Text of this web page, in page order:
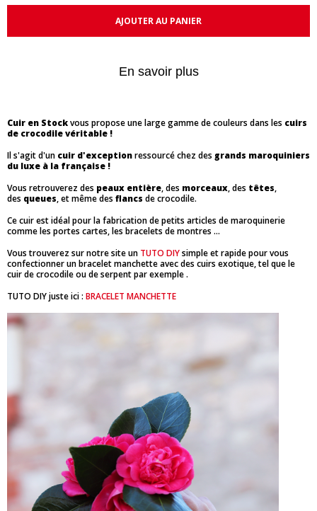
AJOUTER AU PANIER
En savoir plus
Cuir en Stockvous propose une large gamme de couleurs dans les cuirs
de crocodile véritable !
Il s'agit d'un cuir d'exceptionressourcé chez des grands maroquiniers
du luxe à la française !
Vous retrouverez des peaux entière, des morceaux, des têtes,
des queues, et même des flancs de crocodile.
Ce cuir est idéal pour la fabrication de petits articles de maroquinerie
comme les portes cartes, les bracelets de montres ...
Vous trouverez sur notre site un TUTO DIYsimple et rapide pour vous
confectionner un bracelet manchette avec des cuirs exotique, tel que le
cuir de crocodile ou de serpent par exemple .
TUTO DIY juste ici : BRACELET MANCHETTE